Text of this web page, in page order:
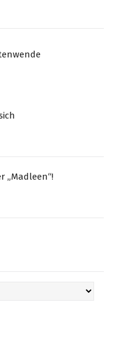
„Madleen“!